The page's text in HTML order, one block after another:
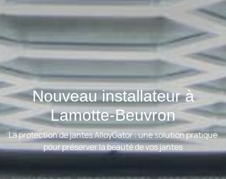
Nouveau installateur à
Lamotte-Beuvron
La protection de jantes AlloyGator : une solution pratique
pour préserver la beauté de vos jantes